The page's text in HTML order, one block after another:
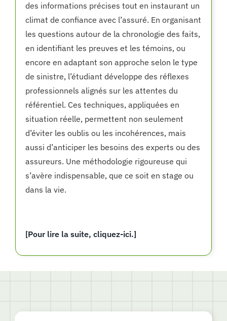
des informations précises tout en instaurant un
climat de confiance avec l’assuré. En organisant
les questions autour de la chronologie des faits,
en identifiant les preuves et les témoins, ou
encore en adaptant son approche selon le type
de sinistre, l’étudiant développe des réflexes
professionnels alignés sur les attentes du
référentiel. Ces techniques, appliquées en
situation réelle, permettent non seulement
d’éviter les oublis ou les incohérences, mais
aussi d’anticiper les besoins des experts ou des
assureurs. Une méthodologie rigoureuse qui
s’avère indispensable, que ce soit en stage ou
dans la vie.
[Pour lire la suite, cliquez-ici.]